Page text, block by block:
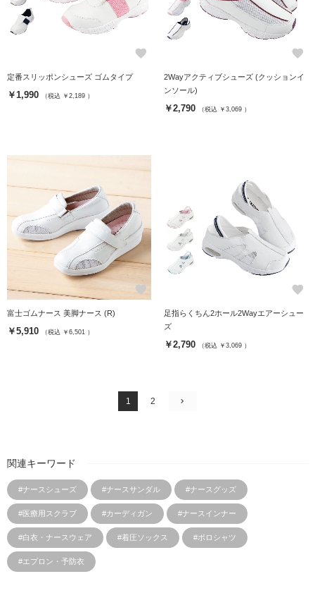
favorite
定番スリッポンシューズ ゴムタイプ
￥1,990 （税込 ￥2,189 ）
favorite
2Wayアクティブシューズ (クッションイ
ンソール)
￥2,790 （税込 ￥3,069 ）
favorite
富士ゴムナース 美脚ナース (R)
￥5,910 （税込 ￥6,501 ）
favorite
足指らくちん2ホール2Wayエアーシュー
ズ
￥2,790 （税込 ￥3,069 ）
1 2
関連キーワード
#ナースシューズ #ナースサンダル #ナースグッズ
#医療用スクラブ #カーディガン #ナースインナー
#白衣・ナースウェア #着圧ソックス #ポロシャツ
#エプロン・予防衣